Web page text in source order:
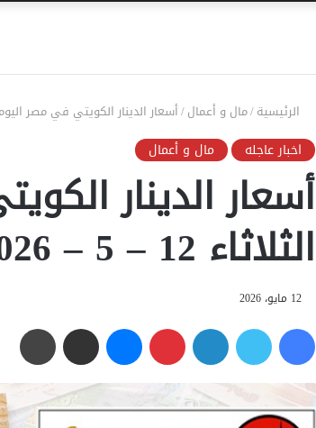
الرئيسية/مال و أعمال/أسعار الدينار الكويتي في مصر اليوم الثلاثاء
اخبار عاجله مال و أعمال
أسعار الدينار
الثلاثاء 12 – 5 – 2026
12 مايو، 2026
فيسبوك تويتر لينكدإن بينتيريست ماسنجر مشاركة عبر البريد